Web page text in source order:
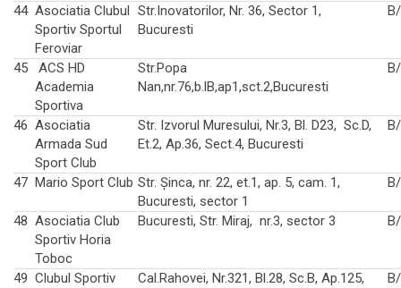
44 Asociatia Clubul
Sportiv Sportul
Feroviar
Str.Inovatorilor, Nr. 36, Sector 1,
Bucuresti
45
ACS HD
Academia
Sportiva
Str.Popa
Nan,nr.76,b.lB,ap1,sct.2,Bucuresti
46 Asociatia
Armada Sud
Sport Club
Str. Izvorul Muresului, Nr.3, Bl. D23, Sc.D,
Et.2, Ap.36, Sect.4, Bucuresti
47 Mario Sport Club Str. Şinca, nr. 22, et.1, ap. 5, cam. 1,
Bucuresti, sector 1
48 Asociatia Club
Sportiv Horia
Toboc
Bucuresti, Str. Miraj, nr.3, sector 3
49 Clubul Sportiv Cal.Rahovei, Nr.321, Bl.28, Sc.B, Ap.125,